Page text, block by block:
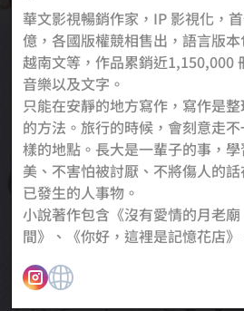
華文影視暢銷作家，IP 影視化，
億，各國版權競相售出，語言版本
越南文等，作品累銷近1,150,000
音樂以及文字。
只能在安靜的地方寫作，寫作是
的方法。旅行的時候，會刻意走
樣的地點。長大是一輩子的事，
美、不害怕被討厭、不將傷人的
已發生的人事物。
小說著作包含《沒有愛情的月老
間》、《你好，這裡是記憶花店》